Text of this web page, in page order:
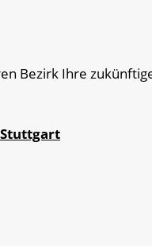
Bezirk Ihre